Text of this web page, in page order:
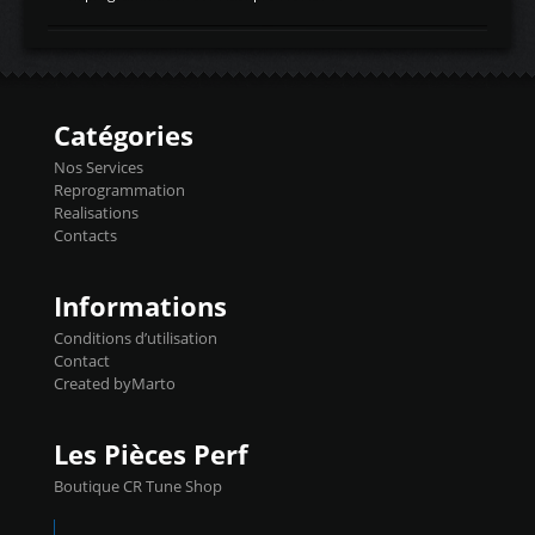
d'admissiontemp ex. pour atmo -30- 80°C
temperaturetemperature ldr moteurtemp
Injecteurs + Flashpro 1370€ TTC Le
précise et performante. Vous pourrez
basculer de la carto sans plomb à Ethanol à
l'aide du flashpro OPTION ECONOMIQUES
Reprog SP 98 sur le calculateur d'origine
450€ TTC Un gain d'environ 10cv et 15nm
Catégories
Nos Services
Reprogrammation
Realisations
Contacts
Informations
Conditions d’utilisation
Contact
Created byMarto
Les Pièces Perf
Boutique CR Tune Shop